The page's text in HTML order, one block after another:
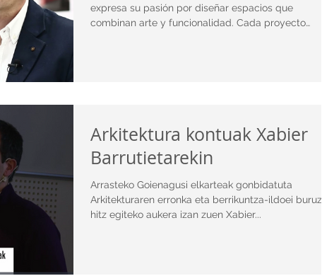
expresa su pasión por diseñar espacios que
combinan arte y funcionalidad. Cada proyecto
Arkitektura kontuak Xabier
Barrutietarekin
Arrasteko Goienagusi elkarteak gonbidatuta
Arkitekturaren erronka eta berrikuntza-ildoei buruz
hitz egiteko aukera izan zuen Xabier...